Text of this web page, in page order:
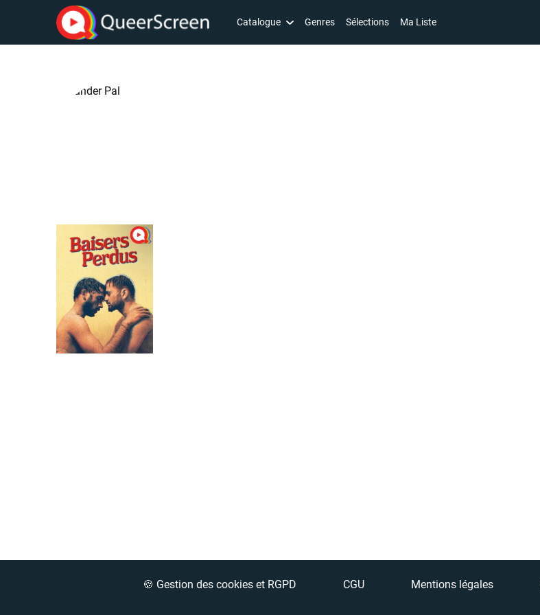
Catalogue Genres Sélections Ma Liste
🍪 Gestion des cookies et RGPD CGU Mentions légales